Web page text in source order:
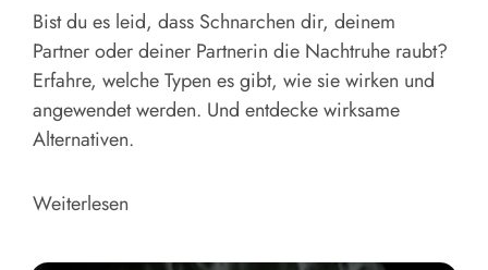
Bist du es leid, dass Schnarchen dir, deinem
Partner oder deiner Partnerin die Nachtruhe raubt?
Erfahre, welche Typen es gibt, wie sie wirken und
angewendet werden. Und entdecke wirksame
Alternativen.
Weiterlesen